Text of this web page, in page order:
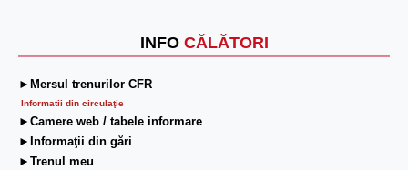
INFO CĂLĂTORI
►Mersul trenurilor CFR
Informatii din circulaţie
►Camere web / tabele informare
►Informaţii din gări
►Trenul meu